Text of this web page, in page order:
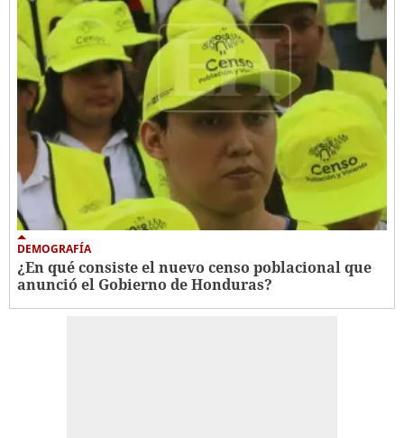
DEMOGRAFÍA
¿En qué consiste el nuevo censo poblacional que
anunció el Gobierno de Honduras?